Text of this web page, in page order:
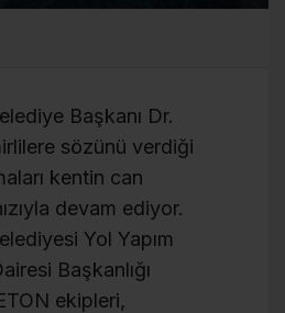
Başkanı Dr.
sözünü verdiği
kentin can
devam ediyor.
Yol Yapım
Başkanlığı
ekipleri,